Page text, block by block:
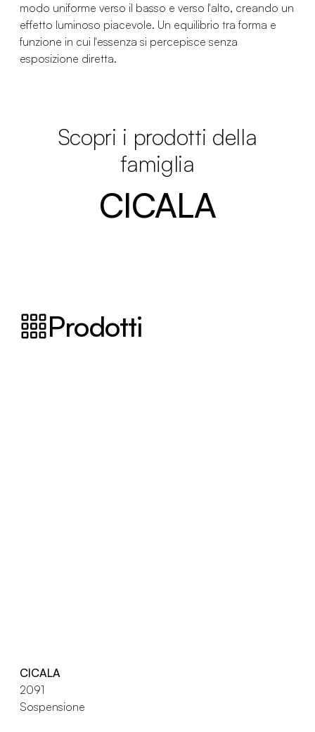
modo uniforme verso il basso e verso l'alto, creando un
effetto luminoso piacevole. Un equilibrio tra forma e
funzione in cui l'essenza si percepisce senza
esposizione diretta.
Scopri i prodotti della
famiglia
CICALA
Prodotti
CICALA
2091
Sospensione